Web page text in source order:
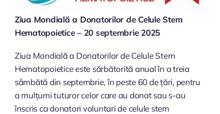
Ziua Mondială a Donatorilor de Celule Stem
Hematopoietice – 20 septembrie 2025
Ziua Mondială a Donatorilor de Celule Stem
Hematopoietice este sărbătorită anual în a treia
sâmbătă din septembrie, în peste 60 de țări, pentru
a mulțumi tuturor celor care au donat sau s-au
înscris ca donatori voluntari de celule stem